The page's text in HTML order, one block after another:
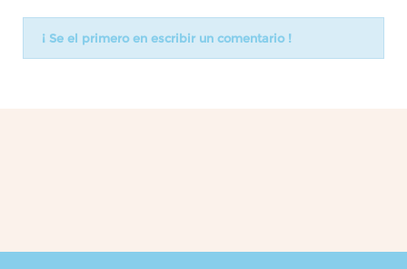
¡ Se el primero en escribir un comentario !